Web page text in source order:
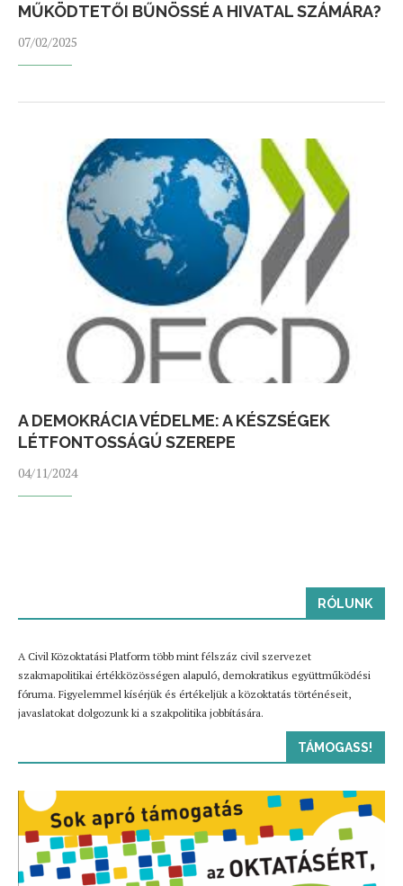
MŰKÖDTETŐI BŰNÖSSÉ A HIVATAL SZÁMÁRA?
07/02/2025
A DEMOKRÁCIA VÉDELME: A KÉSZSÉGEK
LÉTFONTOSSÁGÚ SZEREPE
04/11/2024
RÓLUNK
A Civil Közoktatási Platform több mint félszáz civil szervezet
szakmapolitikai értékközösségen alapuló, demokratikus együttműködési
fóruma. Figyelemmel kísérjük és értékeljük a közoktatás történéseit,
javaslatokat dolgozunk ki a szakpolitika jobbítására.
TÁMOGASS!